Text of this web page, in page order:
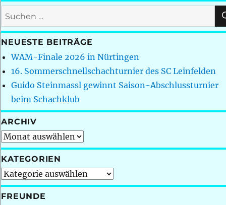
Suchen
nach:
NEUESTE BEITRÄGE
WAM-Finale 2026 in Nürtingen
16. Sommerschnellschachturnier des SC Leinfelden
Guido Steinmassl gewinnt Saison-Abschlussturnier
beim Schachklub
ARCHIV
Archiv
KATEGORIEN
Kategorien
FREUNDE